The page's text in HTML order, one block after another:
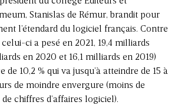
Stanislas de Rémur, brandit pour
l’étendard du logiciel français. Contre
ci a pesé en 2021, 19,4 milliards
en 2020 et 16,1 milliards en 2019)
de 10,2 % qui va jusqu’à atteindre de 15 à
de moindre envergure (moins de
chiffres d’affaires logiciel).